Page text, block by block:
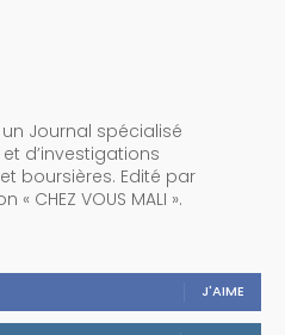
un Journal spécialisé
d’investigations
boursières. Edité par
CHEZ VOUS MALI ».
J'AIME